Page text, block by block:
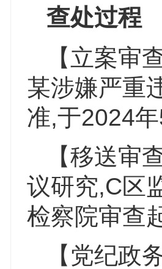
查处过程
【立案审
某涉嫌严重
准,于2024
【移送审
议研究,C区
检察院审查
【党纪政